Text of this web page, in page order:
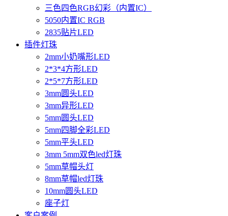
三色四色RGB幻彩（内置IC）
5050内置IC RGB
2835贴片LED
插件灯珠
2mm小奶嘴形LED
2*3*4方形LED
2*5*7方形LED
3mm圆头LED
3mm异形LED
5mm圆头LED
5mm四脚全彩LED
5mm平头LED
3mm 5mm双色led灯珠
5mm草帽头灯
8mm草帽led灯珠
10mm圆头LED
座子灯